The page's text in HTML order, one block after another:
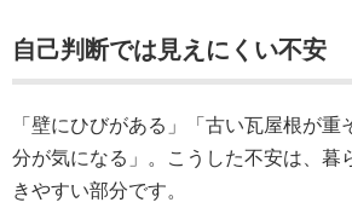
自己判断では見えにくい不安
「壁にひびがある」「古い瓦屋根が重
分が気になる」。こうした不安は、暮
きやすい部分です。